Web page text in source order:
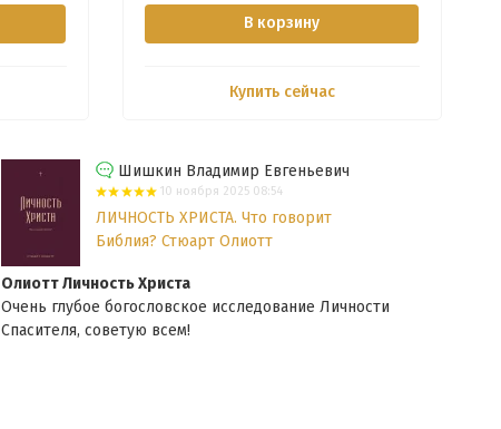
В корзину
Купить сейчас
Шишкин Владимир Евгеньевич
10 ноября 2025 08:54
ЛИЧНОСТЬ ХРИСТА. Что говорит
Библия? Стюарт Олиотт
Олиотт Личность Христа
Очень глубое богословское исследование Личности
Спасителя, советую всем!